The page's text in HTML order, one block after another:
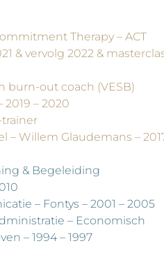
Therapy – ACT
& vervolg 2022 &
burn-out coach (VESB)
2019 – 2020
– Willem Glaudemans –
& Begeleiding
– Fontys – 2001 – 2005
– Economisch
– 1994 – 1997